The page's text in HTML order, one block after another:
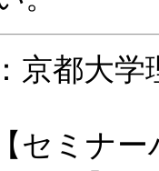
都大学
ーハウ